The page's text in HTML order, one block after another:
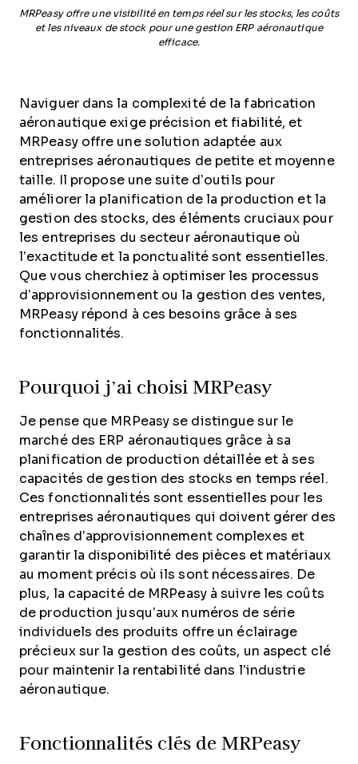
MRPeasy offre une visibilité en temps réel sur les stocks, les coûts
et les niveaux de stock pour une gestion ERP aéronautique
efficace.
Naviguer dans la complexité de la fabrication
aéronautique exige précision et fiabilité, et
MRPeasy offre une solution adaptée aux
entreprises aéronautiques de petite et moyenne
taille. Il propose une suite d’outils pour
améliorer la planification de la production et la
gestion des stocks, des éléments cruciaux pour
les entreprises du secteur aéronautique où
l’exactitude et la ponctualité sont essentielles.
Que vous cherchiez à optimiser les processus
d’approvisionnement ou la gestion des ventes,
MRPeasy répond à ces besoins grâce à ses
fonctionnalités.
Pourquoi j’ai choisi MRPeasy
Je pense que MRPeasy se distingue sur le
marché des ERP aéronautiques grâce à sa
planification de production détaillée et à ses
capacités de gestion des stocks en temps réel.
Ces fonctionnalités sont essentielles pour les
entreprises aéronautiques qui doivent gérer des
chaînes d’approvisionnement complexes et
garantir la disponibilité des pièces et matériaux
au moment précis où ils sont nécessaires. De
plus, la capacité de MRPeasy à suivre les coûts
de production jusqu’aux numéros de série
individuels des produits offre un éclairage
précieux sur la gestion des coûts, un aspect clé
pour maintenir la rentabilité dans l’industrie
aéronautique.
Fonctionnalités clés de MRPeasy